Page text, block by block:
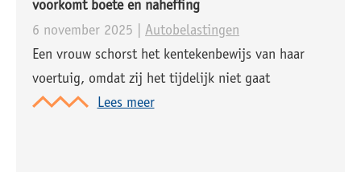
voorkomt boete en naheffing
6 november 2025 | Autobelastingen
Een vrouw schorst het kentekenbewijs van haar
voertuig, omdat zij het tijdelijk niet gaat
gebruiken. Enkele maanden later haalt zij de auto
Lees meer